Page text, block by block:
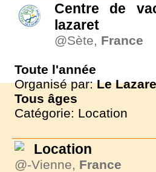
Centre de
lazaret
@Sète, France
Toute l'année
Organisé par:Le
Tous âges
Catégorie: Location
Location
@-Vienne, France